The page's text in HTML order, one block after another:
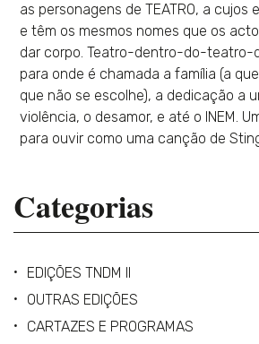
as personagens de TEATRO, a cujos
e têm os mesmos nomes que os
dar corpo. Teatro-dentro-do-
para onde é chamada a família (a
que não se escolhe), a dedicação a
violência, o desamor, e até o INEM.
para ouvir como uma canção de
Categorias
EDIÇÕES TNDM II
OUTRAS EDIÇÕES
CARTAZES E PROGRAMAS